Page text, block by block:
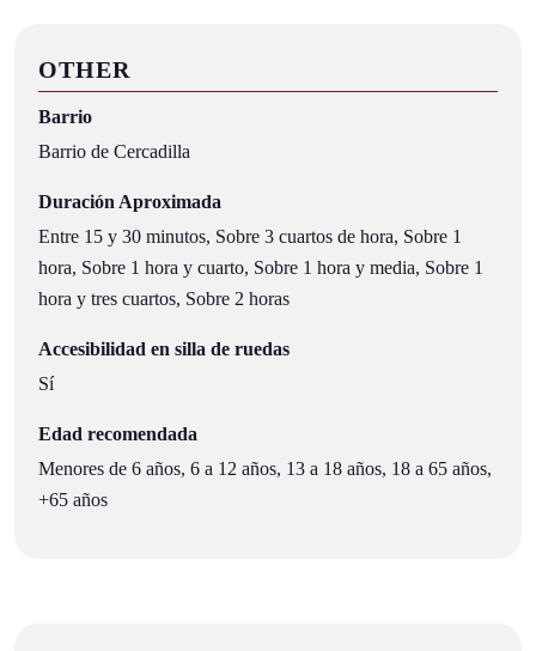
OTHER
Barrio
Barrio de Cercadilla
Duración Aproximada
Entre 15 y 30 minutos, Sobre 3 cuartos de hora, Sobre 1
hora, Sobre 1 hora y cuarto, Sobre 1 hora y media, Sobre 1
hora y tres cuartos, Sobre 2 horas
Accesibilidad en silla de ruedas
Sí
Edad recomendada
Menores de 6 años, 6 a 12 años, 13 a 18 años, 18 a 65 años,
+65 años